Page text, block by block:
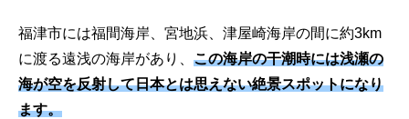
福津市には福間海岸、宮地浜、津屋崎海岸の間に約3km
に渡る遠浅の海岸があり、 この海岸の干潮時には浅瀬の
海が空を反射して日本とは思えない絶景スポットになり
ます。